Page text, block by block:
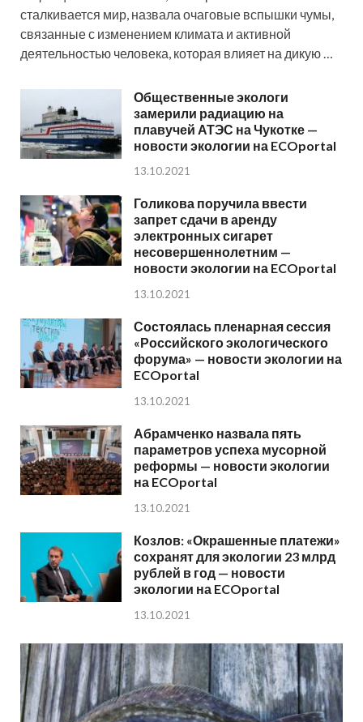
сталкивается мир, назвала очаговые вспышки чумы,
связанные с изменением климата и активной
деятельностью человека, которая влияет на дикую …
Общественные экологи
замерили радиацию на
плавучей АТЭС на Чукотке —
новости экологии на ECOportal
13.10.2021
Голикова поручила ввести
запрет сдачи в аренду
электронных сигарет
несовершеннолетним —
новости экологии на ECOportal
13.10.2021
Состоялась пленарная сессия
«Российского экологического
форума» — новости экологии на
ECOportal
13.10.2021
Абрамченко назвала пять
параметров успеха мусорной
реформы — новости экологии
на ECOportal
13.10.2021
Козлов: «Окрашенные платежи»
сохранят для экологии 23 млрд
рублей в год — новости
экологии на ECOportal
13.10.2021